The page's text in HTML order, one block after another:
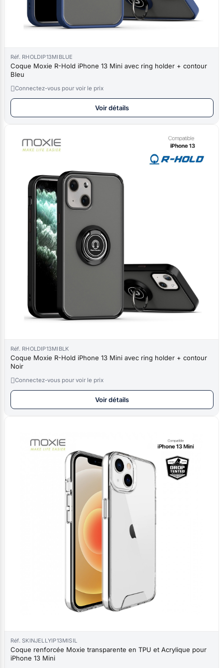
Réf. RHOLDIP13MIBLUE
Coque Moxie R-Hold iPhone 13 Mini avec ring holder + contour
Bleu
Connectez-vous pour voir le prix
Voir détails
Réf. RHOLDIP13MIBLK
Coque Moxie R-Hold iPhone 13 Mini avec ring holder + contour
Noir
Connectez-vous pour voir le prix
Voir détails
Réf. SKINJELLYIP13MISIL
Coque renforcée Moxie transparente en TPU et Acrylique pour
iPhone 13 Mini